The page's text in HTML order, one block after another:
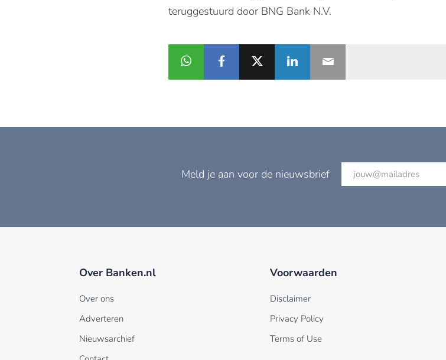
teruggestuurd door BNG Bank N.V.
Meld je aan voor de nieuwsbrief
Over Banken.nl
Over ons
Adverteren
Nieuwsarchief
Voorwaarden
Disclaimer
Privacy Policy
Terms of Use